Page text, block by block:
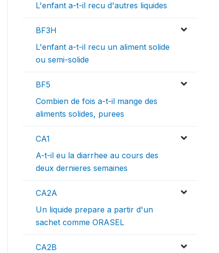
L'enfant a-t-il recu d'autres liquides
BF3H
L'enfant a-t-il recu un aliment solide
ou semi-solide
BF5
Combien de fois a-t-il mange des
aliments solides, purees
CA1
A-t-il eu la diarrhee au cours des
deux dernieres semaines
CA2A
Un liquide prepare a partir d'un
sachet comme ORASEL
CA2B